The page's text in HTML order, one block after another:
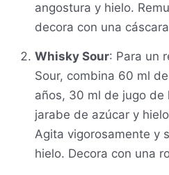
angostura y hielo.
decora con una
Whisky Sour: Para un
Sour, combina 60 ml
años, 30 ml de jugo de
jarabe de azúcar y
Agita vigorosamente y
hielo. Decora con una